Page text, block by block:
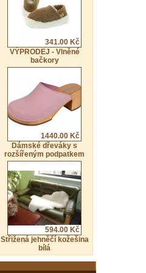
341.00 Kč
VÝPRODEJ - Vlněné
bačkory
1440.00 Kč
Dámské dřeváky s
rozšířeným podpatkem
594.00 Kč
Střižená jehněčí kožešina
bílá